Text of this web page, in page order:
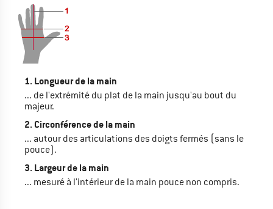
1. Longueur de la main
... de l'extrémité du plat de la main jusqu'au bout du
majeur.
2. Circonférence de la main
... autour des articulations des doigts fermés (sans le
pouce).
3. Largeur de la main
... mesuré à l'intérieur de la main pouce non compris.